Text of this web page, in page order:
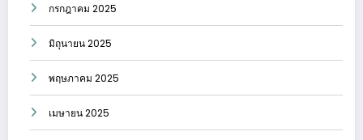
กรกฎาคม 2025
มิถุนายน 2025
พฤษภาคม 2025
เมษายน 2025